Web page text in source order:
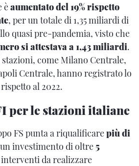
èaumentato del 19% rispetto
, per un totale di 1,35 miliardi di
quasi pre-pandemia, visto che
si attestava a 1,43 miliardi.
come Milano Centrale,
Centrale, hanno registrato lo
al 2022.
per le stazioni italiane
FS punta a riqualificarepiù di
investimento di oltre 5
interventi da realizzare